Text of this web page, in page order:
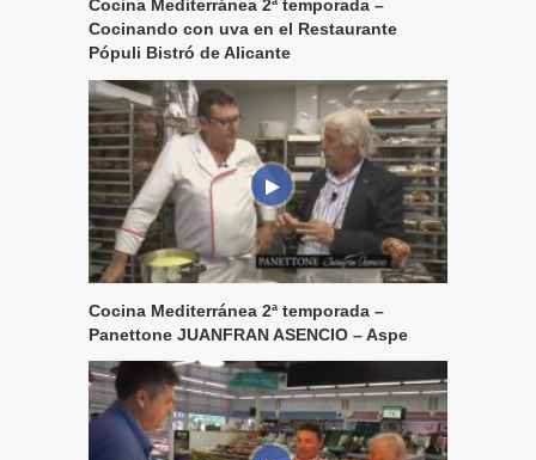
Cocina Mediterránea 2ª temporada –
Cocinando con uva en el Restaurante
Pópuli Bistró de Alicante
Cocina Mediterránea 2ª temporada –
Panettone JUANFRAN ASENCIO – Aspe